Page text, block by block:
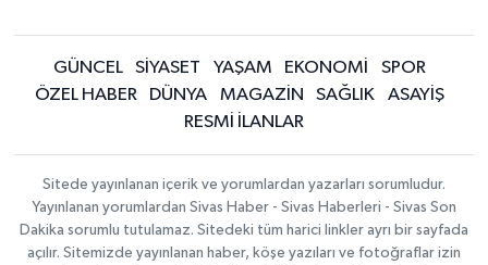
GÜNCEL SİYASET YAŞAM EKONOMİ
SPOR
ÖZEL HABER
DÜNYA MAGAZİN SAĞLIK
ASAYİŞ
RESMİ İLANLAR
Sitede yayınlanan içerik ve yorumlardan yazarları sorumludur.
Yayınlanan yorumlardan Sivas Haber - Sivas Haberleri - Sivas Son
Dakika sorumlu tutulamaz. Sitedeki tüm harici linkler ayrı bir sayfada
açılır. Sitemizde yayınlanan haber, köşe yazıları ve fotoğraflar izin